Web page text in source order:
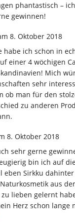
phantastisch –
gewinnen!
8. Oktober 2018
habe ich schon in
einer 4 wöchigen
Mich
sehr
ob man für den
zu anderen
8. Oktober 2018
sehr gerne
bin ich auf
eben Sirkku
aus
lieben gelernt
Herz schon lange